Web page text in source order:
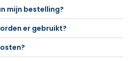
mijn bestelling?
er gebruikt?